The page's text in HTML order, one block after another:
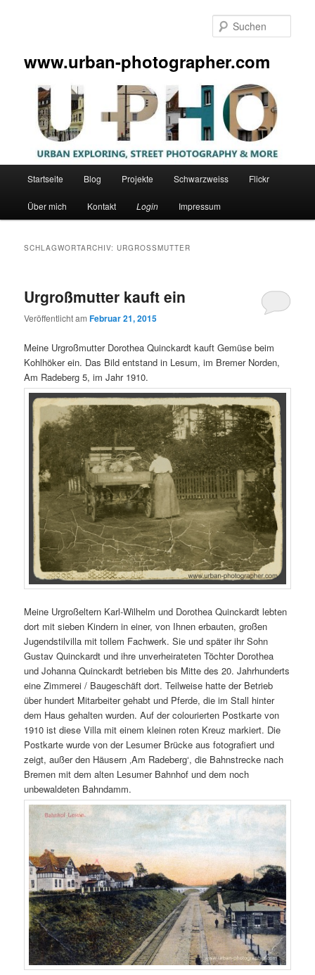
www.urban-photographer.com
Startseite Blog Projekte Schwarzweiss Flickr
Über mich Kontakt Login Impressum
SCHLAGWORTARCHIV:URGROSSMUTTER
Urgroßmutter kauft ein
Veröffentlicht amFebruar 21, 2015
Meine Urgroßmutter Dorothea Quinckardt kauft Gemüse beim
Kohlhöker ein. Das Bild entstand in Lesum, im Bremer Norden,
Am Radeberg 5, im Jahr 1910.
Meine Urgroßeltern Karl-Wilhelm und Dorothea Quinckardt lebten
dort mit sieben Kindern in einer, von Ihnen erbauten, großen
Jugendstilvilla mit tollem Fachwerk. Sie und später ihr Sohn
Gustav Quinckardt und ihre unverheirateten Töchter Dorothea
und Johanna Quinckardt betrieben bis Mitte des 20. Jahrhunderts
eine Zimmerei / Baugeschäft dort. Teilweise hatte der Betrieb
über hundert Mitarbeiter gehabt und Pferde, die im Stall hinter
dem Haus gehalten wurden. Auf der colourierten Postkarte von
1910 ist diese Villa mit einem kleinen roten Kreuz markiert. Die
Postkarte wurde von der Lesumer Brücke aus fotografiert und
zeigt, außer den Häusern ‚Am Radeberg‘, die Bahnstrecke nach
Bremen mit dem alten Lesumer Bahnhof und dem noch
unbewaldeten Bahndamm.